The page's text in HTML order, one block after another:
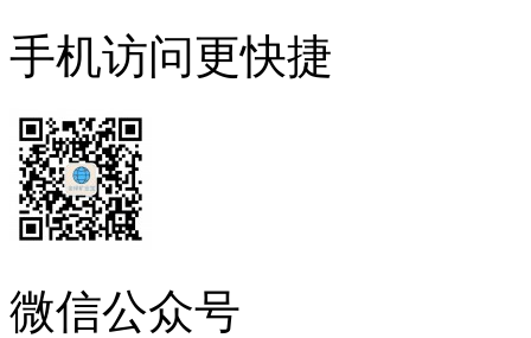
手机访问更快捷
微信公众号